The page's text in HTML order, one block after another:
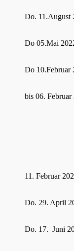
Do. 11.August
Do 05.Mai
Do 10.Februar
bis 06. Februar
11. Februar
Do. 29. April
Do. 17. Juni